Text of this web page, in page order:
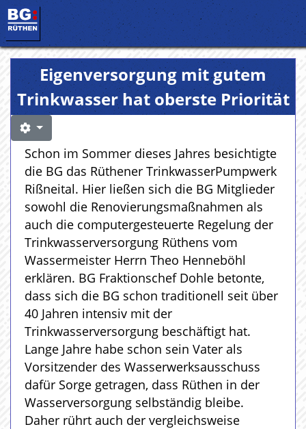
Eigenversorgung mit gutem
Trinkwasser hat oberste Priorität
Schon im Sommer dieses Jahres besichtigte
die BG das Rüthener TrinkwasserPumpwerk
Rißneital. Hier ließen sich die BG Mitglieder
sowohl die Renovierungsmaßnahmen als
auch die computergesteuerte Regelung der
Trinkwasserversorgung Rüthens vom
Wassermeister Herrn Theo Henneböhl
erklären. BG Fraktionschef Dohle betonte,
dass sich die BG schon traditionell seit über
40 Jahren intensiv mit der
Trinkwasserversorgung beschäftigt hat.
Lange Jahre habe schon sein Vater als
Vorsitzender des Wasserwerksausschuss
dafür Sorge getragen, dass Rüthen in der
Wasserversorgung selbständig bleibe.
Daher rührt auch der vergleichsweise